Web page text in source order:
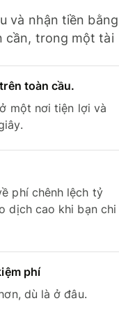
và nhận tiền bằng
cần, trong một tài
toàn cầu.
một nơi tiện lợi và
phí chênh lệch tỷ
dịch cao khi bạn chi
phí
dù là ở đâu.